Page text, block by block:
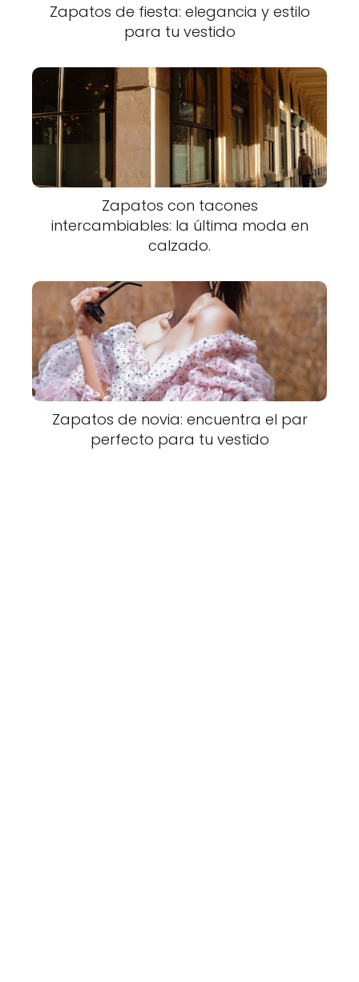
Zapatos de fiesta: elegancia y estilo
para tu vestido
Zapatos con tacones
intercambiables: la última moda en
calzado.
Zapatos de novia: encuentra el par
perfecto para tu vestido